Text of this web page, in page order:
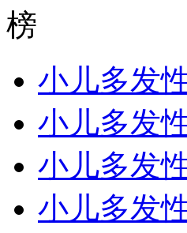
榜
小儿多发
小儿多发
小儿多发
小儿多发